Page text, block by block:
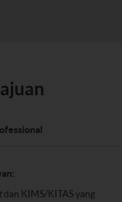
dan KIMS/KITAS yang